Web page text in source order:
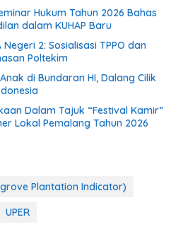
Hukum Tahun 2026 Bahas
dalam KUHAP Baru
2: Sosialisasi TPPO dan
Poltekim
di Bundaran HI, Dalang Cilik
Dalam Tajuk “Festival Kamir”
Lokal Pemalang Tahun 2026
Plantation Indicator)
UPER